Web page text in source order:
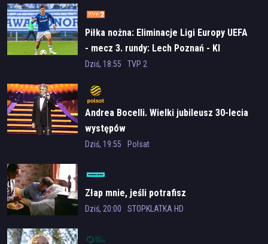
Piłka nożna: Eliminacje Ligi Europy UEFA
- mecz 3. rundy: Lech Poznań - KI
Klaksvik
Dziś, 18:55 TVP 2
Andrea Bocelli. Wielki jubileusz 30-lecia
występów
Dziś, 19:55 Polsat
Złap mnie, jeśli potrafisz
Dziś, 20:00 STOPKLATKA HD